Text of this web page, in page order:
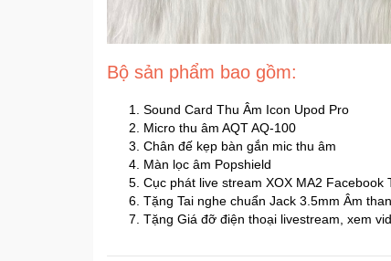
Bộ sản phẩm bao gồm:
Sound Card Thu Âm Icon Upod Pro
Micro thu âm AQT AQ-100
Chân đế kẹp bàn gắn mic thu âm
Màn lọc âm Popshield
Cục phát live stream XOX MA2 Facebook
Tặng Tai nghe chuẩn Jack 3.5mm Âm
Tặng Giá đỡ điện thoại livestream, xem